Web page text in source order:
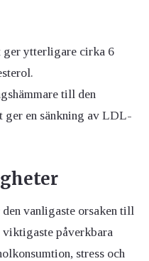
ger ytterligare cirka 6
till den
ger en sänkning av LDL-
vanligaste orsaken till
viktigaste påverkbara
stress och